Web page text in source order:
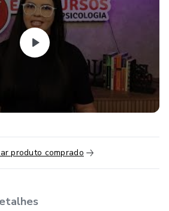
produto comprado